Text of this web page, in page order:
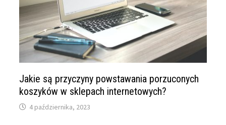
Jakie są przyczyny powstawania porzuconych
koszyków w sklepach internetowych?
4 października, 2023